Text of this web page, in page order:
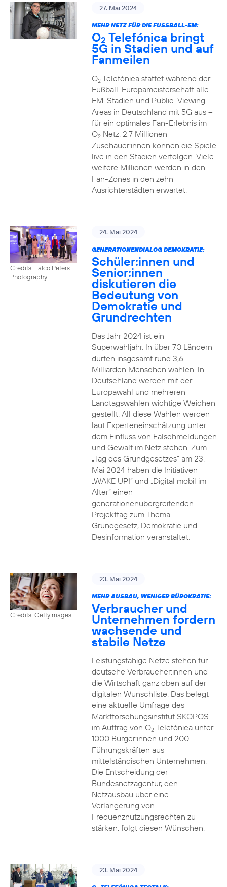
27. Mai 2024
MEHR NETZ FÜR DIE FUSSBALL-EM:
O2 Telefónica bringt
5G in Stadien und auf
Fanmeilen
O2Telefónica stattet während der
Fußball-Europameisterschaft alle
EM-Stadien und Public-Viewing-
Areas in Deutschland mit 5G aus –
für ein optimales Fan-Erlebnis im
O2Netz. 2,7 Millionen
Zuschauer:innen können die Spiele
live in den Stadien verfolgen. Viele
weitere Millionen werden in den
Fan-Zones in den zehn
Ausrichterstädten erwartet.
Credits: Falco Peters
Photography
24. Mai 2024
GENERATIONENDIALOG DEMOKRATIE:
Schüler:innen und
Senior:innen
diskutieren die
Bedeutung von
Demokratie und
Grundrechten
Das Jahr 2024 ist ein
Superwahljahr. In über 70 Ländern
dürfen insgesamt rund 3,6
Milliarden Menschen wählen. In
Deutschland werden mit der
Europawahl und mehreren
Landtagswahlen wichtige Weichen
gestellt. All diese Wahlen werden
laut Experteneinschätzung unter
dem Einfluss von Falschmeldungen
und Gewalt im Netz stehen. Zum
„Tag des Grundgesetzes“ am 23.
Mai 2024 haben die Initiativen
„WAKE UP!“ und „Digital mobil im
Alter“ einen
generationenübergreifenden
Projekttag zum Thema
Grundgesetz, Demokratie und
Desinformation veranstaltet.
Credits: Gettyimages
23. Mai 2024
MEHR AUSBAU, WENIGER BÜROKRATIE:
Verbraucher und
Unternehmen fordern
wachsende und
stabile Netze
Leistungsfähige Netze stehen für
deutsche Verbraucher:innen und
die Wirtschaft ganz oben auf der
digitalen Wunschliste. Das belegt
eine aktuelle Umfrage des
Marktforschungsinstitut SKOPOS
im Auftrag von O2Telefónica unter
1000 Bürger:innen und 200
Führungskräften aus
mittelständischen Unternehmen.
Die Entscheidung der
Bundesnetzagentur, den
Netzausbau über eine
Verlängerung von
Frequenznutzungsrechten zu
stärken, folgt diesen Wünschen.
23. Mai 2024